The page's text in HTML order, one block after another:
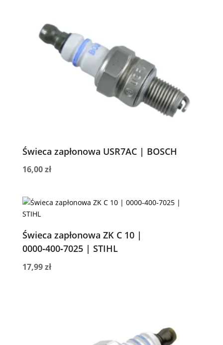
Świeca zapłonowa USR7AC | BOSCH
16,00zł
Świeca zapłonowa ZK C 10 |
0000‑400‑7025 | STIHL
17,99zł